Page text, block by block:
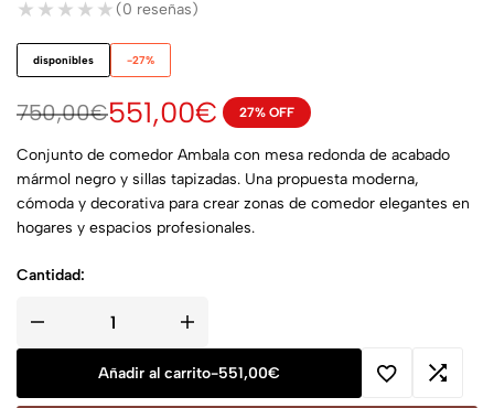
★★★★★
★★★★★ (0 reseñas)
disponibles -27%
750,00€551,00€ 27% OFF
Conjunto de comedor Ambala con mesa redonda de acabado
mármol negro y sillas tapizadas. Una propuesta moderna,
cómoda y decorativa para crear zonas de comedor elegantes en
hogares y espacios profesionales.
Cantidad:
Añadir al carrito-551,00€